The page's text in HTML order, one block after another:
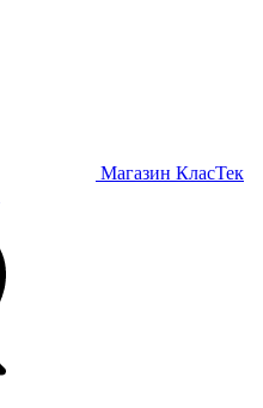
Магазин КласТек